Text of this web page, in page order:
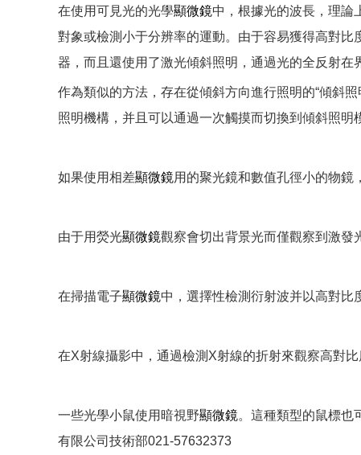
在使用可見光的光學顯微鏡中，根據光的波長，理論
對象或檢測小于分辨率的運動。由于容易獲得高對比
器，而且還使用了激光傾斜照明，通過光的全反射在
作為類似的方法，存在從傾斜方向進行照明的“傾斜
照明機構，并且可以通過一次觸摸而切換到傾斜照明
如果使用相差顯微鏡用的聚光鏡和數值孔徑小的物鏡
由于用熒光顯微鏡觀察會切出背景光而僅觀察到激發
在掃描電子顯微鏡中，選擇性檢測衍射波并以高對比
在X射線攝影中，通過檢測X射線的折射來觀察高對
一些光學小鼠使用暗視野顯微鏡。這種類型的鼠標也
有限公司技術部021-57632373